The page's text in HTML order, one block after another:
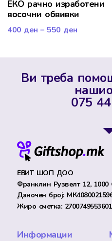
ЕКО рачно изработени
восочни обвивки
400 ден – 550 ден
Ви треба
075
ЕВИТ ШОП ДОО
Франклин Рузвелт 12, 1000
Даночен број:
Жиро сметка:
Информации